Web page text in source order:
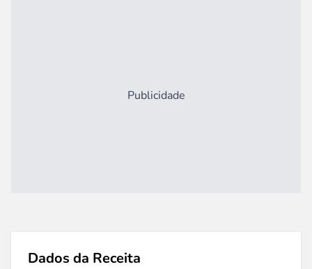
Publicidade
Dados da Receita